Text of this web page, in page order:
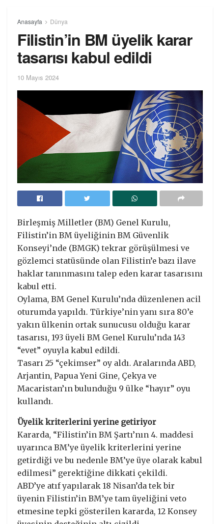
Anasayfa Dünya
Filistin’in BM üyelik karar
tasarısı kabul edildi
10 Mayıs 2024
Birleşmiş Milletler (BM) Genel Kurulu,
Filistin’in BM üyeliğinin BM Güvenlik
Konseyi’nde (BMGK) tekrar görüşülmesi ve
gözlemci statüsünde olan Filistin’e bazı ilave
haklar tanınmasını talep eden karar tasarısını
kabul etti.
Oylama, BM Genel Kurulu’nda düzenlenen acil
oturumda yapıldı. Türkiye’nin yanı sıra 80’e
yakın ülkenin ortak sunucusu olduğu karar
tasarısı, 193 üyeli BM Genel Kurulu’nda 143
“evet” oyuyla kabul edildi.
Tasarı 25 “çekimser” oy aldı. Aralarında ABD,
Arjantin, Papua Yeni Gine, Çekya ve
Macaristan’ın bulunduğu 9 ülke “hayır” oyu
kullandı.
Üyelik kriterlerini yerine getiriyor
Kararda, “Filistin’in BM Şartı’nın 4. maddesi
uyarınca BM’ye üyelik kriterlerini yerine
getirdiği ve bu nedenle BM’ye üye olarak kabul
edilmesi” gerektiğine dikkati çekildi.
ABD’ye atıf yapılarak 18 Nisan’da tek bir
üyenin Filistin’in BM’ye tam üyeliğini veto
etmesine tepki gösterilen kararda, 12 Konsey